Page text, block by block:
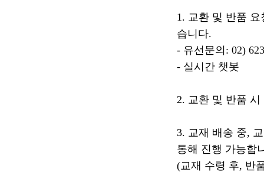
1. 교환 및 반품
습니다.
- 유선문의: 02)
- 실시간 챗봇
2. 교환 및 반품 시
3. 교재 배송 중,
통해 진행 가능합
(교재 수령 후, 반